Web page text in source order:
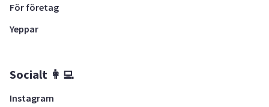
För företag
Yeppar
Socialt 👩‍💻
Instagram